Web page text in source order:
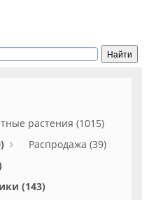
растения (1015)
Распродажа (39)
(143)